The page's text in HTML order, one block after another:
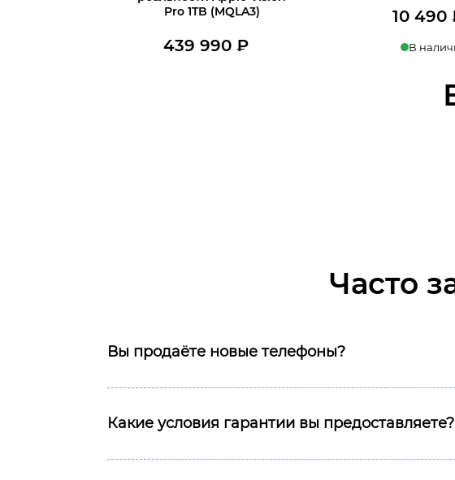
Pro 1TB (MQLA3)
439 990 ₽
10 490
В
Купить в 1 клик
Часто
Вы продаёте новые телефоны?
Какие условия гарантии вы предоставляете?